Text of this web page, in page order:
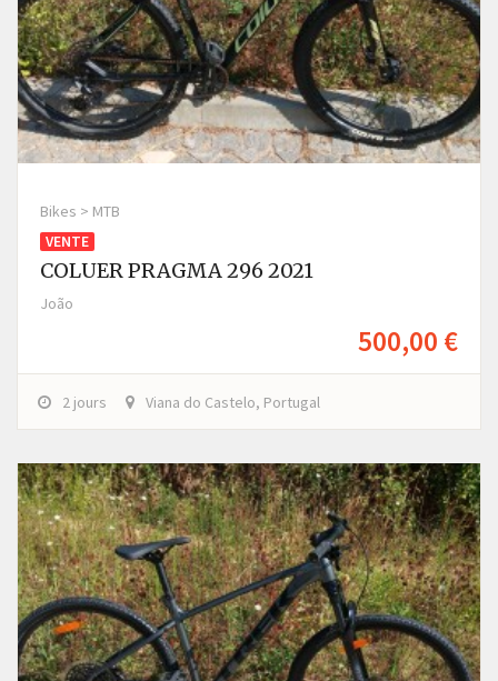
Bikes > MTB
VENTE
COLUER PRAGMA 296 2021
João
500,00 €
2 jours Viana do Castelo, Portugal